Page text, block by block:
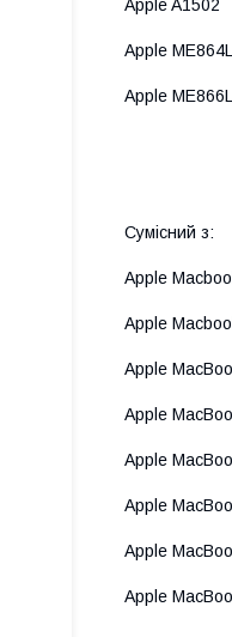
Apple A1502
Apple
Apple
Сумісний з:
Apple
Apple
Apple
Apple
Apple
Apple
Apple
Apple